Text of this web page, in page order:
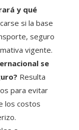
y qué
si la base
seguro
vigente.
se
Resulta
para evitar
los costos